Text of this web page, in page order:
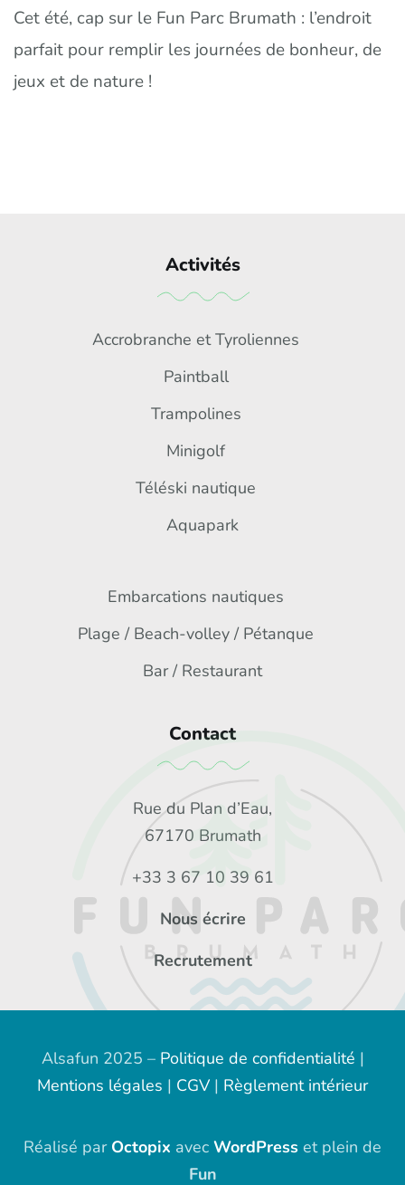
Cet été, cap sur le Fun Parc Brumath : l’endroit
parfait pour remplir les journées de bonheur, de
jeux et de nature !
Activités
Accrobranche et Tyroliennes
Paintball
Trampolines
Minigolf
Téléski nautique
Aquapark
Embarcations nautiques
Plage / Beach-volley / Pétanque
Bar / Restaurant
Contact
Rue du Plan d’Eau,
67170 Brumath
+33 3 67 10 39 61
Nous écrire
Recrutement
Alsafun 2025 – Politique de confidentialité |
Mentions légales | CGV | Règlement intérieur
Réalisé par Octopix avec WordPress et plein de
Fun